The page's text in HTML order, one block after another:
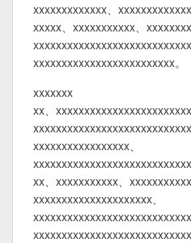
xxxxxxxxxxxxx、
xxxxx、xxxxxxxxxxx、
xxxxxxxxxxxxxxxxxxxxxxxxx。
xxxxxxx
xx、
xxxxxxxxxxxxxxxxx、
xx、xxxxxxxxxxx、
xxxxxxxxxxxxxxxxxxxxx、
xxxxxxxxxxxxxxxxxxxxxxxxxxxx